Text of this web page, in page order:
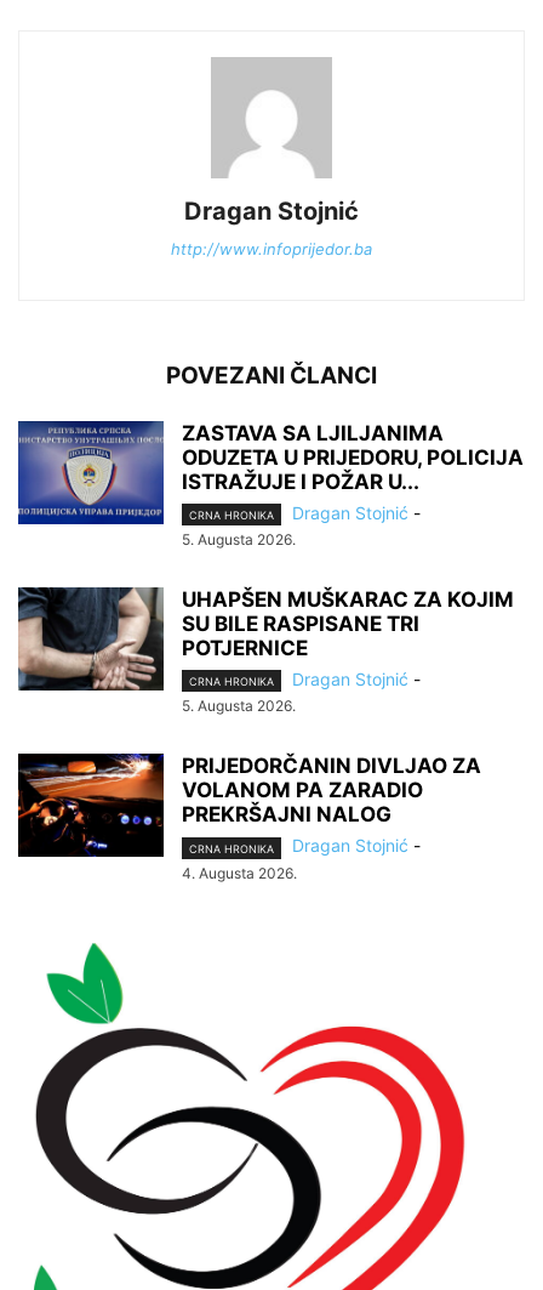
Dragan Stojnić
http://www.infoprijedor.ba
POVEZANI ČLANCI
ZASTAVA SA LJILJANIMA
ODUZETA U PRIJEDORU, POLICIJA
ISTRAŽUJE I POŽAR U...
CRNA HRONIKA Dragan Stojnić -
5. Augusta 2026.
UHAPŠEN MUŠKARAC ZA KOJIM
SU BILE RASPISANE TRI
POTJERNICE
CRNA HRONIKA Dragan Stojnić -
5. Augusta 2026.
PRIJEDORČANIN DIVLJAO ZA
VOLANOM PA ZARADIO
PREKRŠAJNI NALOG
CRNA HRONIKA Dragan Stojnić -
4. Augusta 2026.